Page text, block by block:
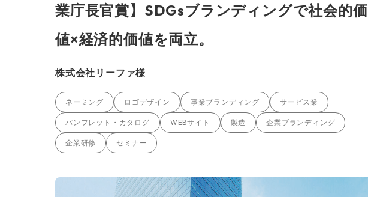
業庁長官賞】SDGsブランディングで社会的価
値×経済的価値を両立。
株式会社リーファ様
ネーミング ロゴデザイン 事業ブランディング サービス業
パンフレット・カタログ WEBサイト 製造 企業ブランディング
企業研修 セミナー